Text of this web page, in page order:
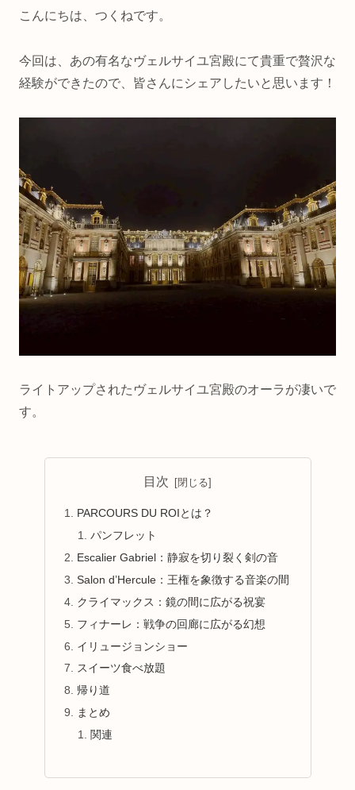
こんにちは、つくねです。
今回は、あの有名なヴェルサイユ宮殿にて貴重で贅沢な
経験ができたので、皆さんにシェアしたいと思います！
ライトアップされたヴェルサイユ宮殿のオーラが凄いで
す。
目次
PARCOURS DU ROIとは？
パンフレット
Escalier Gabriel：静寂を切り裂く剣の音
Salon d’Hercule：王権を象徴する音楽の間
クライマックス：鏡の間に広がる祝宴
フィナーレ：戦争の回廊に広がる幻想
イリュージョンショー
スイーツ食べ放題
帰り道
まとめ
関連